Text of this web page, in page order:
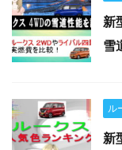
新
雪
ル
新